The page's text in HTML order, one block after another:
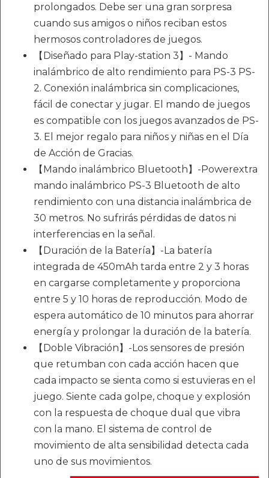
prolongados. Debe ser una gran sorpresa
cuando sus amigos o niños reciban estos
hermosos controladores de juegos.
【Diseñado para Play-station 3】- Mando
inalámbrico de alto rendimiento para PS-3 PS-
2. Conexión inalámbrica sin complicaciones,
fácil de conectar y jugar. El mando de juegos
es compatible con los juegos avanzados de PS-
3. El mejor regalo para niños y niñas en el Día
de Acción de Gracias.
【Mando inalámbrico Bluetooth】-Powerextra
mando inalámbrico PS-3 Bluetooth de alto
rendimiento con una distancia inalámbrica de
30 metros. No sufrirás pérdidas de datos ni
interferencias en la señal.
【Duración de la Batería】-La batería
integrada de 450mAh tarda entre 2 y 3 horas
en cargarse completamente y proporciona
entre 5 y 10 horas de reproducción. Modo de
espera automático de 10 minutos para ahorrar
energía y prolongar la duración de la batería.
【Doble Vibración】-Los sensores de presión
que retumban con cada acción hacen que
cada impacto se sienta como si estuvieras en el
juego. Siente cada golpe, choque y explosión
con la respuesta de choque dual que vibra
con la mano. El sistema de control de
movimiento de alta sensibilidad detecta cada
uno de sus movimientos.